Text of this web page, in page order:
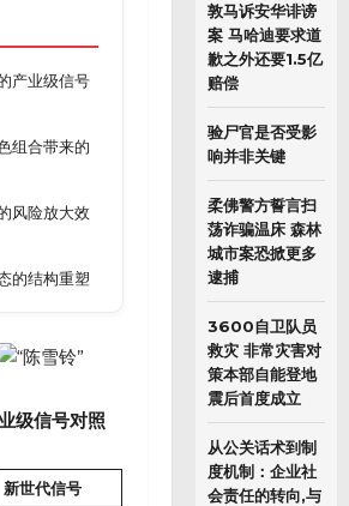
产业级信号
组合带来的
风险放大效
的结构重塑
级信号对照
新世代信号
敦马诉安华诽谤
案 马哈迪要求道
歉之外还要1.5亿
赔偿
验尸官是否受影
响并非关键
柔佛警方誓言扫
荡诈骗温床 森林
城市案恐掀更多
逮捕
3600自卫队员
救灾 非常灾害对
策本部自能登地
震后首度成立
从公关话术到制
度机制：企业社
会责任的转向,与